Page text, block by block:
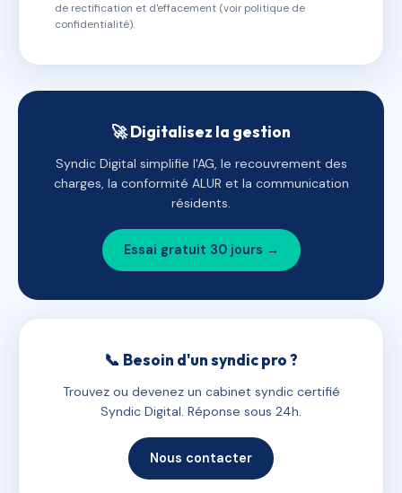
de rectification et d'effacement (voir politique de
confidentialité).
🚀 Digitalisez la gestion
Syndic Digital simplifie l'AG, le recouvrement des
charges, la conformité ALUR et la communication
résidents.
Essai gratuit 30 jours →
📞 Besoin d'un syndic pro ?
Trouvez ou devenez un cabinet syndic certifié
Syndic Digital. Réponse sous 24h.
Nous contacter